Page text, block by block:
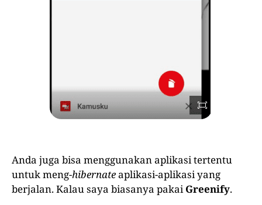
Anda juga bisa menggunakan aplikasi tertentu
untuk meng-hibernateaplikasi-aplikasi yang
berjalan. Kalau saya biasanya pakaiGreenify.